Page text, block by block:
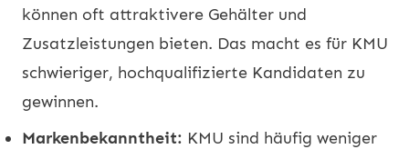
können oft attraktivere Gehälter und
Zusatzleistungen bieten. Das macht es für KMU
schwieriger, hochqualifizierte Kandidaten zu
gewinnen.
Markenbekanntheit: KMU sind häufig weniger